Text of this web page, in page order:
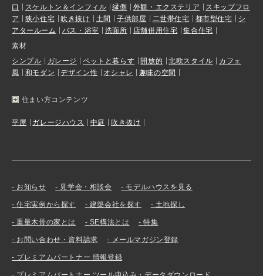
口
スケルトン＆インフィル 縁側 外観・エクステリア
スキップフロ
ア
狭小住宅 吹き抜け 土間 子供部屋 二世帯住宅 都市型住宅
シ
アタールーム
バス・浴室 洗面所 店舗併用住宅
集合住宅
素材
シンプル
ガレージ ペットと暮らす 開放的 北欧スタイル
カフェ
風
和モダン デザイン性 オシャレ 趣味の空間
住まい方コンテンツ
平屋 ガレージハウス 中庭 吹き抜け
お知らせ 見学会・相談会 モデルハウスを見る
住宅実例から探す 建築会社を探す 土地探し
重量木骨の家とは SE構法とは 特集
お問い合わせ・資料請求 メールマガジン登録
プレミアムパートナー 情報登録